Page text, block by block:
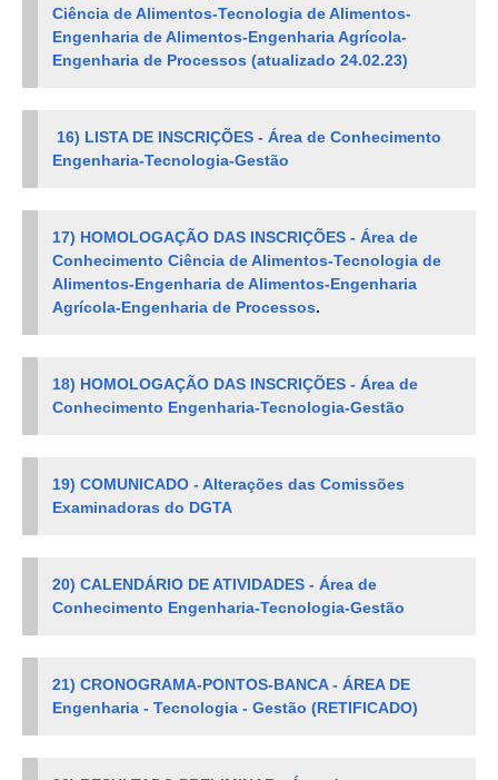
Ciência de Alimentos-Tecnologia de Alimentos-
Engenharia de Alimentos-Engenharia Agrícola-
Engenharia de Processos (atualizado 24.02.23)
16) LISTA DE INSCRIÇÕES - Área de Conhecimento
Engenharia-Tecnologia-Gestão
17) HOMOLOGAÇÃO DAS INSCRIÇÕES - Área de
Conhecimento Ciência de Alimentos-Tecnologia de
Alimentos-Engenharia de Alimentos-Engenharia
Agrícola-Engenharia de Processos.
18) HOMOLOGAÇÃO DAS INSCRIÇÕES - Área de
Conhecimento Engenharia-Tecnologia-Gestão
19) COMUNICADO - Alterações das Comissões
Examinadoras do DGTA
20) CALENDÁRIO DE ATIVIDADES - Área de
Conhecimento Engenharia-Tecnologia-Gestão
21)CRONOGRAMA-PONTOS-BANCA - ÁREA DE
Engenharia - Tecnologia - Gestão (RETIFICADO)